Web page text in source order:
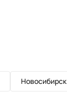
Новосибирск